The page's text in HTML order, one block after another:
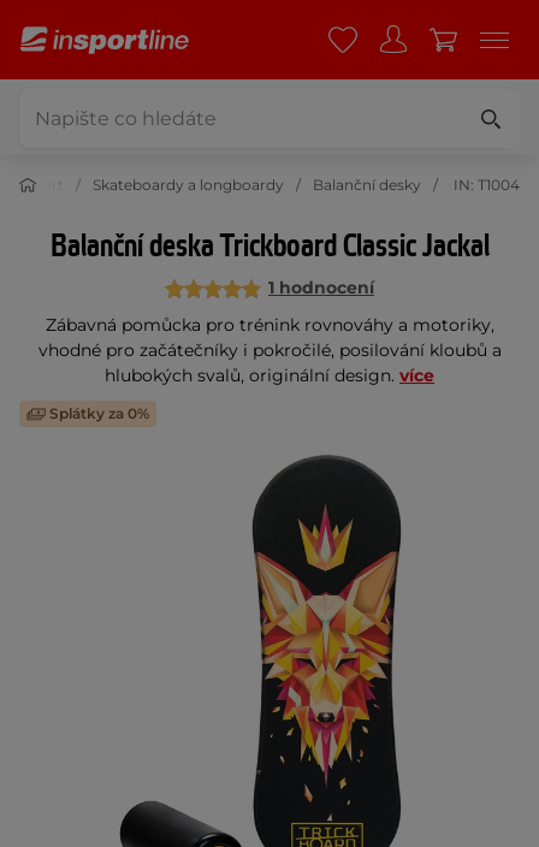
Sport Skateboardy a longboardy Balanční desky IN: T1004
Balanční deska Trickboard Classic Jackal
1 hodnocení
Zábavná pomůcka pro trénink rovnováhy a motoriky,
vhodné pro začátečníky i pokročilé, posilování kloubů a
hlubokých svalů, originální design. více
Splátky za 0%